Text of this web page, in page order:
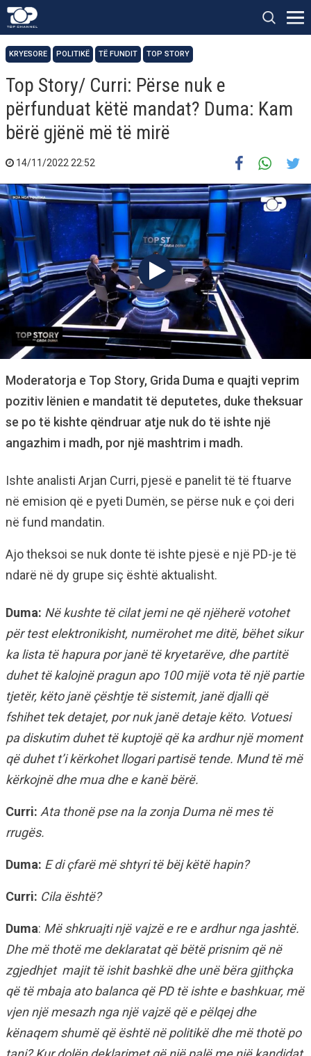
KRYESORE POLITIKË TË FUNDIT TOP STORY
Top Story/ Curri: Përse nuk e
përfunduat këtë mandat? Duma: Kam
bërë gjënë më të mirë
14/11/2022 22:52
Moderatorja e Top Story, Grida Duma e quajti veprim
pozitiv lënien e mandatit të deputetes, duke theksuar
se po të kishte qëndruar atje nuk do të ishte një
angazhim i madh, por një mashtrim i madh.
Ishte analisti Arjan Curri, pjesë e panelit të të ftuarve
në emision që e pyeti Dumën, se përse nuk e çoi deri
në fund mandatin.
Ajo theksoi se nuk donte të ishte pjesë e një PD-je të
ndarë në dy grupe siç është aktualisht.
Duma: Në kushte të cilat jemi ne që njëherë votohet
për test elektronikisht, numërohet me ditë, bëhet sikur
ka lista të hapura por janë të kryetarëve, dhe partitë
duhet të kalojnë pragun apo 100 mijë vota të një partie
tjetër, këto janë çështje të sistemit, janë djalli që
fshihet tek detajet, por nuk janë detaje këto. Votuesi
pa diskutim duhet të kuptojë që ka ardhur një moment
që duhet t’i kërkohet llogari partisë tende. Mund të më
kërkojnë dhe mua dhe e kanë bërë.
Curri: Ata thonë pse na la zonja Duma në mes të
rrugës.
Duma: E di çfarë më shtyri të bëj këtë hapin?
Curri: Cila është?
Duma: Më shkruajti një vajzë e re e ardhur nga jashtë.
Dhe më thotë me deklaratat që bëtë prisnim që në
zgjedhjet majit të ishit bashkë dhe unë bëra gjithçka
që të mbaja ato balanca që PD të ishte e bashkuar, më
vjen një mesazh nga një vajzë që e pëlqej dhe
kënaqem shumë që është në politikë dhe më thotë po